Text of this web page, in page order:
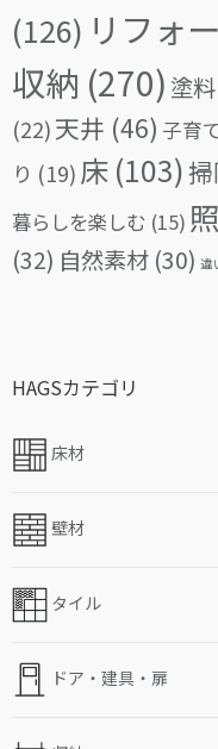
(126) リフォ
収納 (270) 塗料
(22)天井 (46) 子育
り (19) 床 (103)
暮らしを楽しむ (15)
(32) 自然素材 (30) 違
HAGSカテゴリ
床材
壁材
タイル
ドア・建具・扉